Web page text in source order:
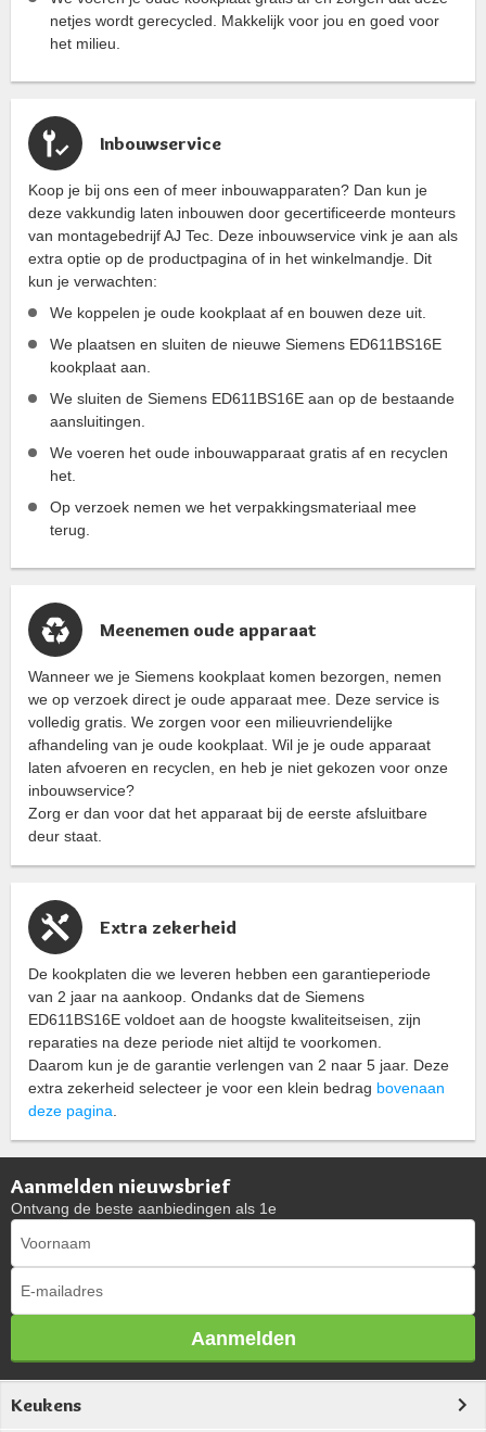
netjes wordt gerecycled. Makkelijk voor jou en goed voor
het milieu.
Inbouwservice
Koop je bij ons een of meer inbouwapparaten? Dan kun je
deze vakkundig laten inbouwen door gecertificeerde monteurs
van montagebedrijf AJ Tec. Deze inbouwservice vink je aan als
extra optie op de productpagina of in het winkelmandje. Dit
kun je verwachten:
We koppelen je oude kookplaat af en bouwen deze uit.
We plaatsen en sluiten de nieuwe Siemens ED611BS16E
kookplaat aan.
We sluiten de Siemens ED611BS16E aan op de bestaande
aansluitingen.
We voeren het oude inbouwapparaat gratis af en recyclen
het.
Op verzoek nemen we het verpakkingsmateriaal mee
terug.
Meenemen oude apparaat
Wanneer we je Siemens kookplaat komen bezorgen, nemen
we op verzoek direct je oude apparaat mee. Deze service is
volledig gratis. We zorgen voor een milieuvriendelijke
afhandeling van je oude kookplaat. Wil je je oude apparaat
laten afvoeren en recyclen, en heb je niet gekozen voor onze
inbouwservice?
Zorg er dan voor dat het apparaat bij de eerste afsluitbare
deur staat.
Extra zekerheid
De kookplaten die we leveren hebben een garantieperiode
van 2 jaar na aankoop. Ondanks dat de Siemens
ED611BS16E voldoet aan de hoogste kwaliteitseisen, zijn
reparaties na deze periode niet altijd te voorkomen.
Daarom kun je de garantie verlengen van 2 naar 5 jaar. Deze
extra zekerheid selecteer je voor een klein bedrag bovenaan
deze pagina.
Aanmelden nieuwsbrief
Ontvang de beste aanbiedingen als 1e
Aanmelden
Keukens